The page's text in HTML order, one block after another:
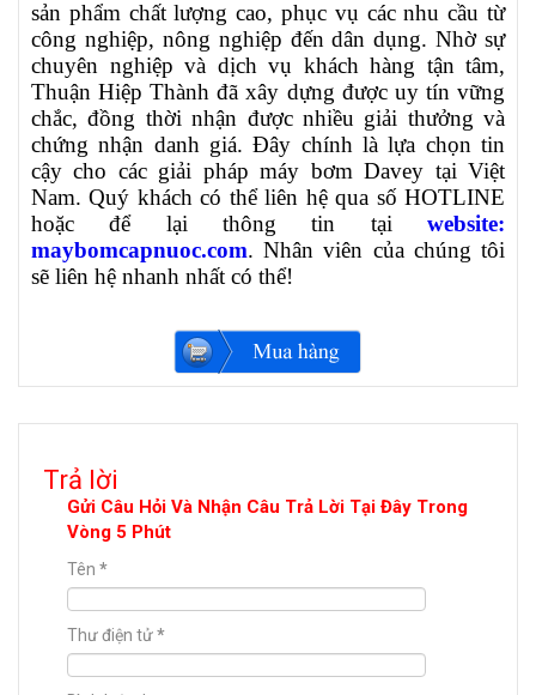
sản phẩm chất lượng cao, phục vụ các nhu cầu từ
công nghiệp, nông nghiệp đến dân dụng. Nhờ sự
chuyên nghiệp và dịch vụ khách hàng tận tâm,
Thuận Hiệp Thành đã xây dựng được uy tín vững
chắc, đồng thời nhận được nhiều giải thưởng và
chứng nhận danh giá. Đây chính là lựa chọn tin
cậy cho các giải pháp máy bơm Davey tại Việt
Nam. Quý khách có thể liên hệ qua số HOTLINE
hoặc để lại thông tin tại website:
maybomcapnuoc.com. Nhân viên của chúng tôi
sẽ liên hệ nhanh nhất có thể!
Trả lời
Gửi Câu Hỏi Và Nhận Câu Trả Lời Tại Đây Trong
Vòng 5 Phút
Tên *
Thư điện tử*